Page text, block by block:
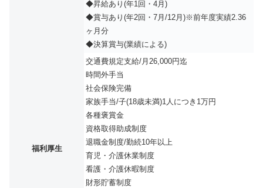
◆昇給あり(年1回・4月)
◆賞与あり(年2回・7月/12月)※前年度実績2.36
ヶ月分
◆決算賞与(業績による)
福利厚生
交通費規定支給/月26,000円迄
時間外手当
社会保険完備
家族手当/子(18歳未満)1人につき1万円
各種褒賞金
資格取得助成制度
退職金制度/勤続10年以上
育児・介護休業制度
看護・介護休暇制度
財形貯蓄制度